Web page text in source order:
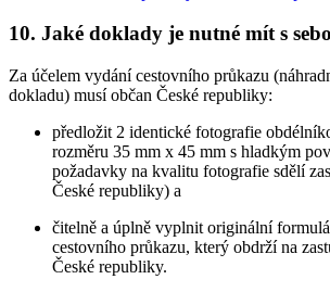
10. Jaké doklady je nutné mít s
Za účelem vydání cestovního průkazu
dokladu) musí občan České republiky:
předložit 2 identické fotografie
rozměru 35 mm x 45 mm s hladkým
požadavky na kvalitu fotografie sdělí
České republiky) a
čitelně a úplně vyplnit originální
cestovního průkazu, který obdrží na
České republiky.